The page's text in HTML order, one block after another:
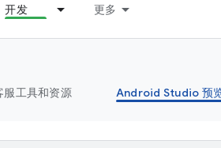
开发 更多
服工具和资源 Android Studio 预